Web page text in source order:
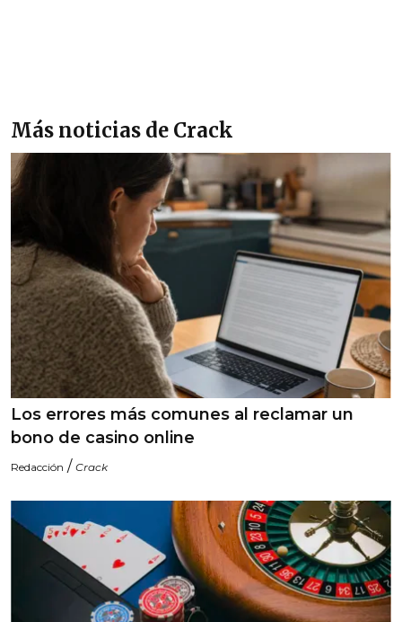
Más noticias de Crack
Los errores más comunes al reclamar un
bono de casino online
Redacción / Crack